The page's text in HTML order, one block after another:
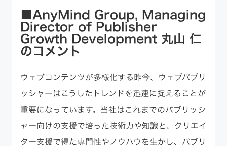
■AnyMind Group, Managing
Director of Publisher
Growth Development 丸山 仁
のコメント
ウェブコンテンツが多様化する昨今、ウェブパブリ
ッシャーはこうしたトレンドを迅速に捉えることが
重要になっています。当社はこれまでのパブリッシ
ャー向けの支援で培った技術力や知識と、クリエイ
ター支援で得た専門性やノウハウを生かし、パブリ